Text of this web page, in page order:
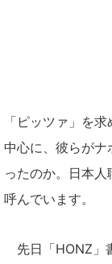
「ピッツァ」を
中心に、彼らが
ったのか。日本
呼んでいます。
先日「HONZ」